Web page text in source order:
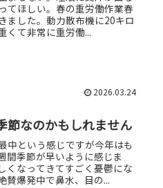
てほしい。春の重労働作業春
ました。動力散布機に20キロ
くて非常に重労働...
2026.03.24
節なのかもしれません
中という感じですが今年はも
間季節が早いように感じま
くなってきてすごく憂鬱にな
賛爆発中で鼻水、目の...